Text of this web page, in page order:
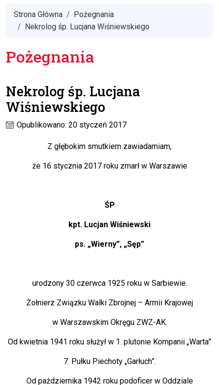
Strona Główna
Pożegnania
Nekrolog śp. Lucjana Wiśniewskiego
Pożegnania
Nekrolog śp. Lucjana
Wiśniewskiego
Opublikowano: 20 styczeń 2017
Z głębokim smutkiem zawiadamiam,
że 16 stycznia 2017 roku zmarł w Warszawie
ŚP
kpt. Lucjan Wiśniewski
ps. „Wierny”, „Sęp”
urodzony 30 czerwca 1925 roku w Sarbiewie.
Żołnierz Związku Walki Zbrojnej – Armii Krajowej
w Warszawskim Okręgu ZWZ-AK.
Od kwietnia 1941 roku służył w 1. plutonie Kompanii „Warta”
7. Pułku Piechoty „Garłuch”.
Od października 1942 roku podoficer w Oddziale